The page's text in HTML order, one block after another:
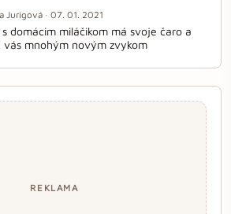
Jurigová · 07. 01. 2021
domácim miláčikom má svoje čaro a
vás mnohým novým zvykom
REKLAMA